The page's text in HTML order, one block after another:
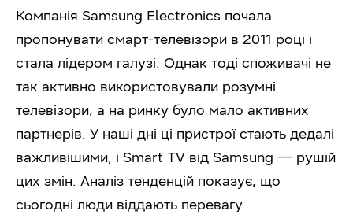
Компанія Samsung Electronics почала
пропонувати смарт-телевізори в 2011 році і
стала лідером галузі. Однак тоді споживачі не
так активно використовували розумні
телевізори, а на ринку було мало активних
партнерів. У наші дні ці пристрої стають дедалі
важливішими, і Smart TV від Samsung — рушій
цих змін. Аналіз тенденцій показує, що
сьогодні люди віддають перевагу